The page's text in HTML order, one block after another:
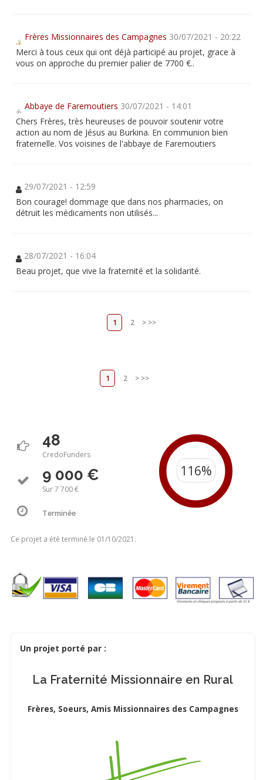
Frères Missionnaires des Campagnes 30/07/2021 - 20:22
Merci à tous ceux qui ont déjà participé au projet, grace à
vous on approche du premier palier de 7700 €..
Abbaye de Faremoutiers 30/07/2021 - 14:01
Chers Frères, très heureuses de pouvoir soutenir votre
action au nom de Jésus au Burkina. En communion bien
fraternelle. Vos voisines de l'abbaye de Faremoutiers
29/07/2021 - 12:59
Bon courage! dommage que dans nos pharmacies, on
détruit les médicaments non utilisés...
28/07/2021 - 16:04
Beau projet, que vive la fraternité et la solidarité.
1 2 > >>
1 2 > >>
48
CredoFunders
9 000 €
Sur 7 700 €
Terminée
Ce projet a été terminé le 01/10/2021.
Un projet porté par :
La Fraternité Missionnaire en Rural
Frères, Soeurs, Amis Missionnaires des Campagnes